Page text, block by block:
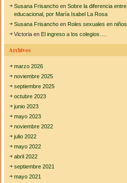
i
a
y
e
a
s
r
m
Susana Frisancho enSobre la diferencia
educacional, por María Isabel La Rosa
Susana Frisancho en Roles sexuales en niños
Victoria en El ingreso a los colegios….
Archivos
marzo 2026
noviembre 2025
septiembre 2025
octubre 2023
junio 2023
mayo 2023
noviembre 2022
julio 2022
mayo 2022
abril 2022
septiembre 2021
mayo 2021